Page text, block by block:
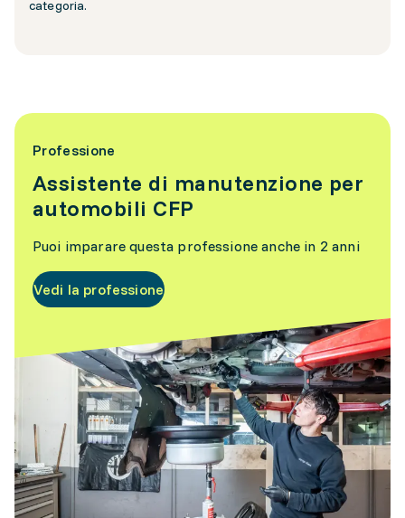
categoria.
Professione
Assistente di manutenzione per
automobili CFP
Puoi imparare questa professione anche in 2 anni
Vedi la professione